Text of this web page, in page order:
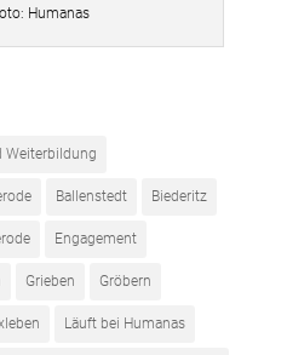
Humanas
Weiterbildung
Ballenstedt Biederitz
Engagement
Grieben Gröbern
Läuft bei Humanas